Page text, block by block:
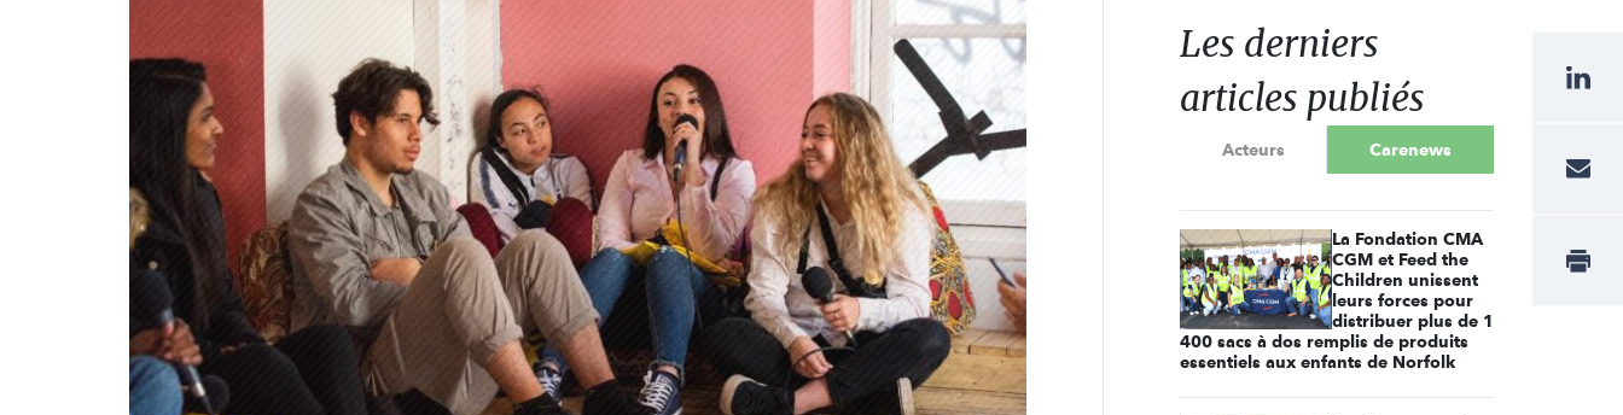
Les derniers
articles publiés
Acteurs Carenews
La Fondation CMA
CGM et Feed the
Children unissent
leurs forces pour
distribuer plus de 1
400 sacs à dos remplis de produits
essentiels aux enfants de Norfolk